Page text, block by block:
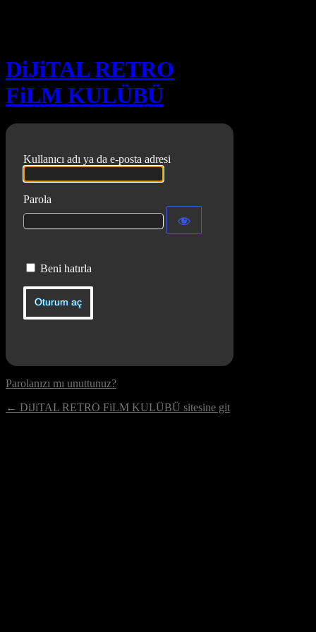
DiJiTAL RETRO
FiLM KULÜBÜ
Kullanıcı adı ya da e-posta adresi
Parola
Beni hatırla
Parolanızı mı unuttunuz?
← DiJiTAL RETRO FiLM KULÜBÜ sitesine git